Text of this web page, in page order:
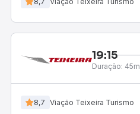
19:15
Duração: 45m
8,7 Viação Teixeira Turismo